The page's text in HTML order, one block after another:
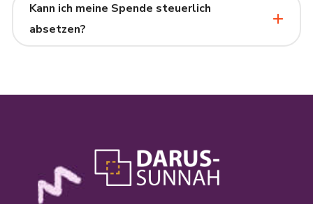
Kann ich meine Spende steuerlich
absetzen?